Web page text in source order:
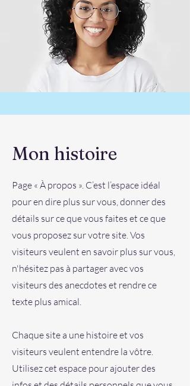
Mon histoire
Page « À propos ». C’est l’espace idéal
pour en dire plus sur vous, donner des
détails sur ce que vous faites et ce que
vous proposez sur votre site. Vos
visiteurs veulent en savoir plus sur vous,
n'hésitez pas à partager avec vos
visiteurs des anecdotes et rendre ce
texte plus amical.
Chaque site a une histoire et vos
visiteurs veulent entendre la vôtre.
Utilisez cet espace pour ajouter des